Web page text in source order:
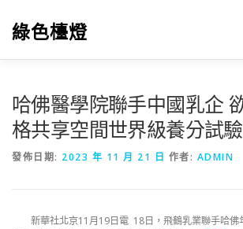
綠色檯燈
哈佛醫學院聯手中國乳企
格共享空間世界級養分試
發佈日期: 2023 年 11 月 21 日 作者: ADMIN
新華社北京11月19日電 18日，飛鶴乳業聯手哈佛